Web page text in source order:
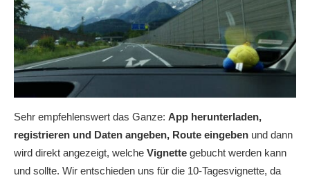
Sehr empfehlenswert das Ganze: App herunterladen,
registrieren und Daten angeben, Route eingeben und dann
wird direkt angezeigt, welche Vignette gebucht werden kann
und sollte. Wir entschieden uns für die 10-Tagesvignette, da